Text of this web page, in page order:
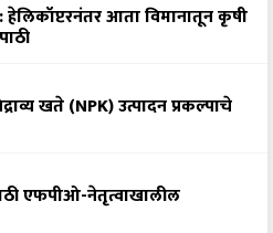
आता विमानातून कृषी
खते (NPK) उत्पादन प्रकल्पाचे
एफपीओ-नेतृत्वाखालील